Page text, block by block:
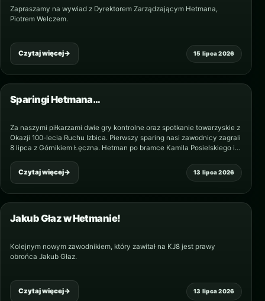
15 lipca 2026
Zapraszamy na wywiad z Dyrektorem Zarządzającym Hetmana,
Piotrem Welczem.
Czytaj więcej→
13 lipca 2026
Sparingi Hetmana…
Za naszymi piłkarzami dwie gry kontrolne oraz spotkanie towarzyskie z
Okazji 100-lecia Ruchu Izbica. Pierwszy sparing nasi zawodnicy zagrali
8 lipca z Górnikiem Łęczna. Hetman po bramce Kamila Posielskiego i
Czytaj więcej→
13 lipca 2026
Jakub Głaz w Hetmanie!
Kolejnym nowym zawodnikiem, który zawitał na KJ8 jest prawy
obrońca Jakub Głaz.
Czytaj więcej→